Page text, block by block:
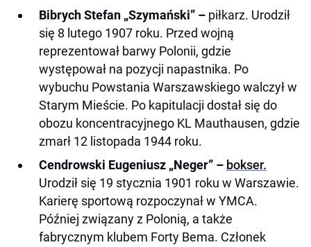
Bibrych Stefan „Szymański” – piłkarz. Urodził
się 8 lutego 1907 roku. Przed wojną
reprezentował barwy Polonii, gdzie
występował na pozycji napastnika. Po
wybuchu Powstania Warszawskiego walczył w
Starym Mieście. Po kapitulacji dostał się do
obozu koncentracyjnego KL Mauthausen, gdzie
zmarł 12 listopada 1944 roku.
Cendrowski Eugeniusz „Neger” – bokser.
Urodził się 19 stycznia 1901 roku w Warszawie.
Karierę sportową rozpoczynał w YMCA.
Później związany z Polonią, a także
fabrycznym klubem Forty Bema. Członek